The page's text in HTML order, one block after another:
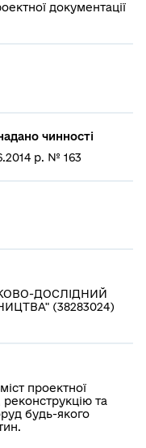
документації
чинності
р. № 163
ДОСЛІДНИЙ
(38283024)
проектної
реконструкцію та
будь-якого